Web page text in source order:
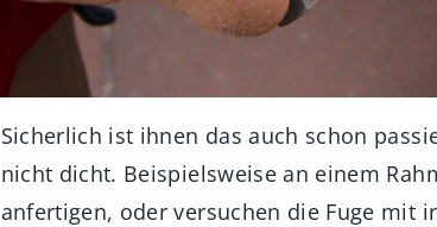
Sicherlich ist ihnen das auch schon
nicht dicht. Beispielsweise an einem
anfertigen, oder versuchen die Fuge mit